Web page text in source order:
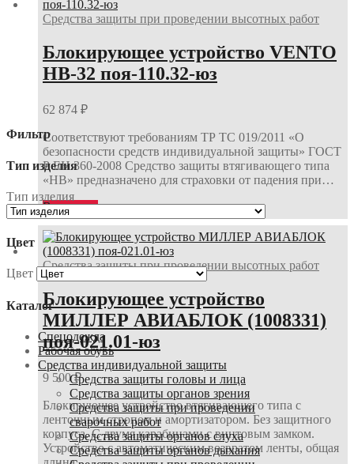
Средства защиты при проведении высотных работ
Блокирующее устройство VENTO
НВ-32 поя-110.32-юз
62 874 ₽
Соответствуют требованиям ТР ТС 019/2011 «О
безопасности средств индивидуальной защиты» ГОСТ
Р ЕН 360-2008 Средство защиты втягивающего типа
«НВ» предназначено для страховки от падения при…
В корзину
Средства защиты при проведении высотных работ
Блокирующее устройство
МИЛЛЕР АВИАБЛОК (1008331)
поя-021.01-юз
9 500₽
Блокирующее устройство втягивающего типа с
ленточным стропом и амортизатором. Без защитного
корпуса. С двумя карабинами с винтовым замком.
Устройство с автоматическим возвратом ленты, общая
Фильтр
Тип изделия
Тип изделия
Цвет
Цвет
Каталог
Спецодежда
Рабочая обувь
Средства индивидуальной защиты
Средства защиты головы и лица
Средства защиты органов зрения
Средства защиты при проведении
сварочных работ
Средства защиты органов слуха
Средства защиты органов дыхания